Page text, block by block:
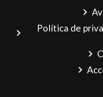
Política de